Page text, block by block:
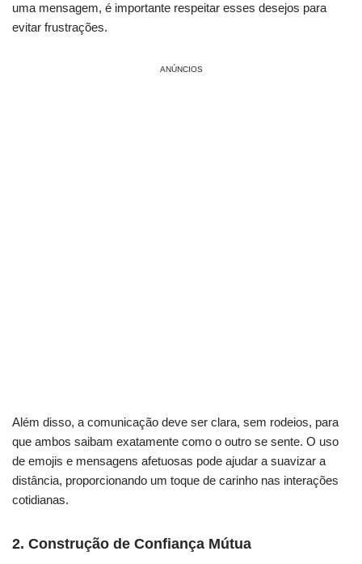
uma mensagem, é importante respeitar esses desejos para
evitar frustrações.
ANÚNCIOS
Além disso, a comunicação deve ser clara, sem rodeios, para
que ambos saibam exatamente como o outro se sente. O uso
de emojis e mensagens afetuosas pode ajudar a suavizar a
distância, proporcionando um toque de carinho nas interações
cotidianas.
2. Construção de Confiança Mútua